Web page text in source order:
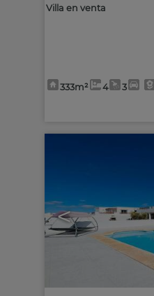
Villa en venta
333m² 4 3
<